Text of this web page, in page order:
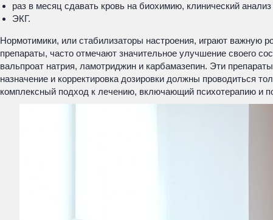
раз в месяц сдавать кровь на биохимию, клинический
ЭКГ.
Нормотимики, или стабилизаторы настроения, играют важную
препараты, часто отмечают значительное улучшение своего
вальпроат натрия, ламотриджин и карбамазепин. Эти
назначение и корректировка дозировки должны проводиться
комплексный подход к лечению, включающий психотерапию и